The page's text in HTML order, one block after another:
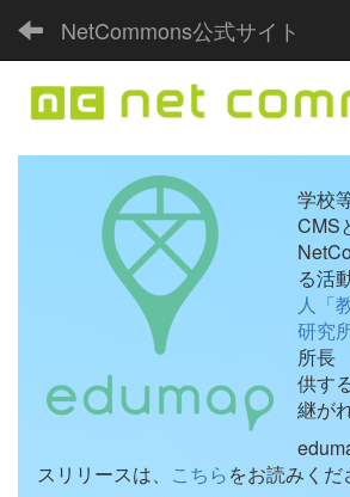
NetCommons公式サイト
学校
CMS
る活
人「
研究
所長
供す
継が
スリリースは、 こちらをお読みくだ